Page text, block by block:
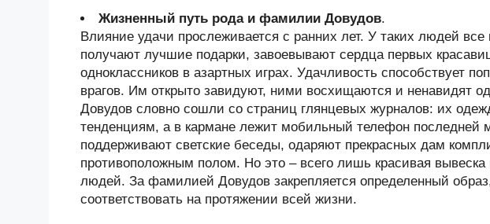
Жизненный путь рода и фамилии Довудов.
Влияние удачи прослеживается с ранних лет. У таких людей
получают лучшие подарки, завоевывают сердца первых
одноклассников в азартных играх. Удачливость способствует
врагов. Им открыто завидуют, ними восхищаются и ненавидят
Довудов словно сошли со страниц глянцевых журналов: их
тенденциям, а в кармане лежит мобильный телефон последней
поддерживают светские беседы, одаряют прекрасных дам
противоположным полом. Но это – всего лишь красивая
людей. За фамилией Довудов закрепляется определенный
соответствовать на протяжении всей жизни.